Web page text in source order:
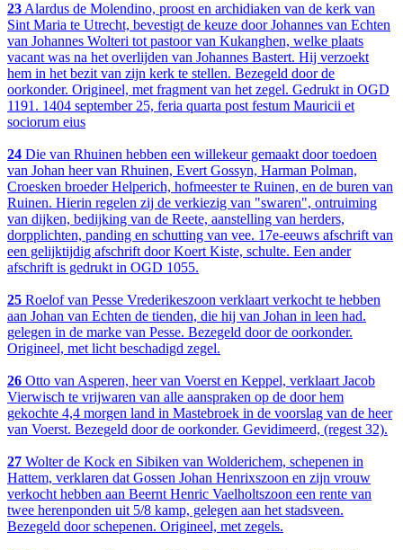
23Alardus de Molendino, proost en archidiaken van de kerk van
Sint Maria te Utrecht, bevestigt de keuze door Johannes van Echten
van Johannes Wolteri tot pastoor van Kukanghen, welke plaats
vacant was na het overlijden van Johannes Bastert. Hij verzoekt
hem in het bezit van zijn kerk te stellen. Bezegeld door de
oorkonder. Origineel, met fragment van het zegel. Gedrukt in OGD
1191. 1404 september 25, feria quarta post festum Mauricii et
sociorum eius
24 Die van Rhuinen hebben een willekeur gemaakt door toedoen
van Johan heer van Rhuinen, Evert Gossyn, Harman Polman,
Croesken broeder Helperich, hofmeester te Ruinen, en de buren van
Ruinen. Hierin regelen zij de verkiezig van "swaren", ontruiming
van dijken, bedijking van de Reete, aanstelling van herders,
dorpplichten, panding en schutting van vee. 17e-eeuws afschrift van
een gelijktijdig afschrift door Koert Kiste, schulte. Een ander
afschrift is gedrukt in OGD 1055.
25 Roelof van Pesse Vrederikeszoon verklaart verkocht te hebben
aan Johan van Echten de tienden, die hij van Johan in leen had.
gelegen in de marke van Pesse. Bezegeld door de oorkonder.
Origineel, met licht beschadigd zegel.
26 Otto van Asperen, heer van Voerst en Keppel, verklaart Jacob
Vierwisch te vrijwaren van alle aanspraken op de door hem
gekochte 4,4 morgen land in Mastebroek in de voorslag van de heer
van Voerst. Bezegeld door de oorkonder. Gevidimeerd, (regest 32).
27 Wolter de Kock en Sibiken van Wolderichem, schepenen in
Hattem, verklaren dat Gossen Johan Henrixszoon en zijn vrouw
verkocht hebben aan Beernt Henric Vaelholtszoon een rente van
twee herenponden uit 5/8 kamp, gelegen aan het stadsveen.
Bezegeld door schepenen. Origineel, met zegels.